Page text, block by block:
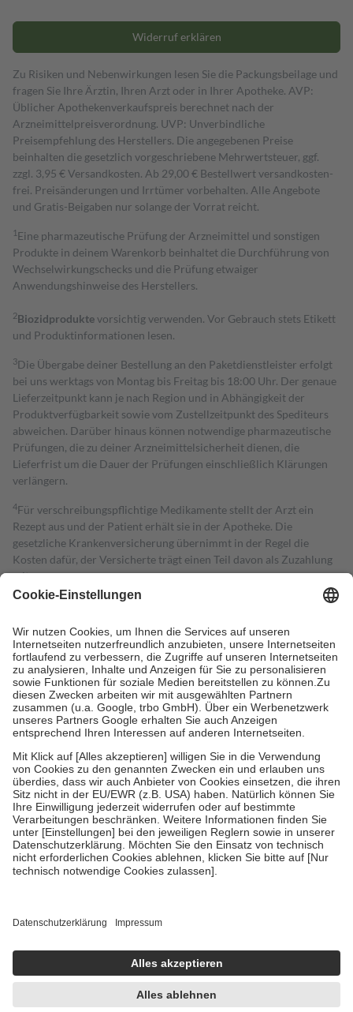
Widerruf erklären
Zu Risiken und Nebenwirkungen lesen Sie die Packungsbeilage und
fragen Sie Ihre Ärztin, Ihren Arzt oder in Ihrer Apotheke. AVP:
Üblicher Apothekenverkaufspreis berechnet nach der
Arzneimittelpreisverordnung. UVP: Unverbindliche
Preisempfehlung des Herstellers. Die angegebenen Preise
beinhalten die gesetzlich vorgeschriebene Mehrwertsteuer, ggf.
zzgl. 3,95 € Versandkosten. Ab 29,00 € Bestell­wert versand­kosten­
frei. Preisänderungen und Irrtümer vorbehalten. Alle Angebote
und Gratis-Beigaben nur solange der Vorrat reicht.
1 Eine pharmazeutische Prüfung der Arzneimittel und sonstigen
Produkte in deinem Warenkorb beinhaltet die Durchführung von
Wechselwirkungschecks und die Prüfung etwaiger
Anwendungshinweise des Herstellers.
2Biozidproduktevorsichtig verwenden. Vor Gebrauch stets Etikett
und Produktinformationen lesen.
3Die Übergabe deiner Bestellung an den Paketdienstleister erfolgt
bei uns werktags von Montag bis Freitag bis 18:00 Uhr. Der genaue
Lieferzeitpunkt kann je nach Region und in Abhängigkeit der
Produktverfügbarkeit sowie vom Zustellzeitpunkt des Spediteurs
abweichen. Darüber hinaus können notwendige pharmazeutische
Prüfungen, die zu deiner Arzneimittelsicherheit dienen, die
Lieferfrist um die Dauer der Prüfungen einschließlich Klärungen
verlängern.
4Für verschreibungspflichtige Medikamente stellt der Arzt ein
Rezept aus und der Patient erhält sie in der Apotheke. Die
gesetzliche Krankenversicherung übernimmt in der Regel die
Kosten dafür, der Versicherte trägt einen Teil davon als Zuzahlung
mit.
Grundsätzlich leisten Mitglieder Zuzahlungen in Höhe von zehn
höchstens zehn Euro.
Es sind jedoch nie mehr als die tatsächlichen
Kosten der Leistung zu entrichten.
Diese Regeln gelten grundsätzlich auch für Online-Apotheken.
Bei Heilmitteln und häuslicher Krankenpflege beträgt die
Zuzahlung zehn Prozent der Kosten sowie zehn Euro je
Verordnung.
Um das Engagement der Versicherten für ihre eigene Gesundheit zu
stärken und die besondere Stellung der Familie zu unterstützen,
fallenkeine Zuzahlungenan bei:
• Kindern und Jugendlichen bis zum vollendeten 18. Lebensjahr
mit Ausnahme der Fahrkosten
• Untersuchungen zur Vorsorge und Früherkennung, die von der
GKV getragen werden
• empfohlenen Schutzimpfungen
• Harn- und Blutteststreifen
getroffen, um sicherzustellen, dass es sich um echte Bewertungen
https://help.etrusted.com/hc/de/articles/4419944605341
Einige Bilder und Inhalte wurden unter Zuhilfenahme künstlicher